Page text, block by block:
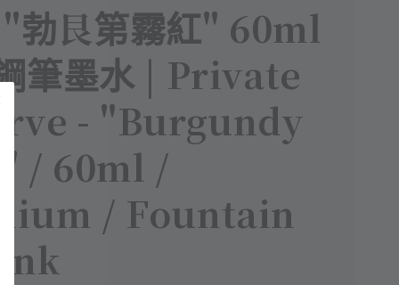
勃艮第霧紅" 60ml
筆墨水 | Private
- "Burgundy
/ 60ml /
/ Fountain